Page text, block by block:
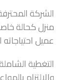
الشركة
منزل كحالة
عميل
التغطية